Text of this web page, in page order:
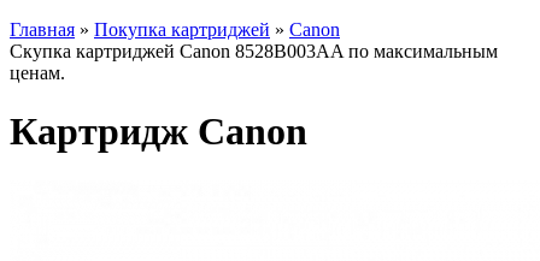
Главная » Покупка картриджей » Canon
Скупка картриджей Canon 8528B003AA по максимальным
ценам.
Картридж Canon